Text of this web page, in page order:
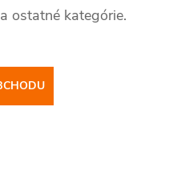
ostatné kategórie.